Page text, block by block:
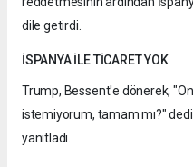
dile getirdi.
İSPANYA İLE TİCARET YOK
Trump, Bessent'e dönerek,
istemiyorum, tamam mı?"
yanıtladı.